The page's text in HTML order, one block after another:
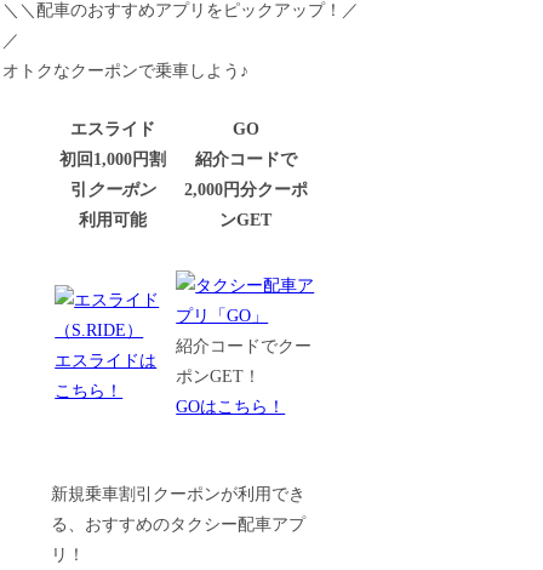
＼＼配車のおすすめアプリをピックアップ！／
／
オトクなクーポンで乗車しよう♪
エスライド
初回1,000円割
引 クーポン
利用可能
GO
紹介コードで
2,000円分クーポ
ンGET
エスライドは
こちら！
紹介コードでクー
ポンGET！
GOはこちら！
新規乗車割引クーポンが利用でき
る、おすすめのタクシー配車アプ
リ！